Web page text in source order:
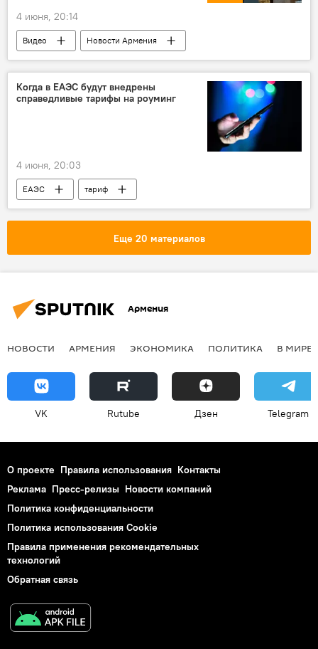
4 июня, 20:14
Видео Новости Армения
Когда в ЕАЭС будут внедрены
справедливые тарифы на роуминг
4 июня, 20:03
ЕАЭС тариф
Еще 20 материалов
Армения
НОВОСТИ АРМЕНИЯ ЭКОНОМИКА ПОЛИТИКА В МИРЕ
VK Rutube Дзен Telegram
О проекте Правила использования Контакты
Реклама Пресс-релизы Новости компаний
Политика конфиденциальности
Политика использования Cookie
Правила применения рекомендательных
технологий
Обратная связь